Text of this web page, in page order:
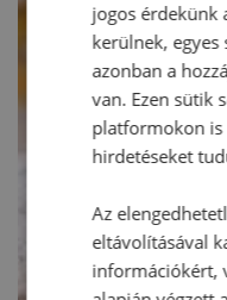
jogos érdekünk
kerülnek, egyes
azonban a
van. Ezen sütik
platformokon is
hirdetéseket
Az
eltávolításával
információkért,